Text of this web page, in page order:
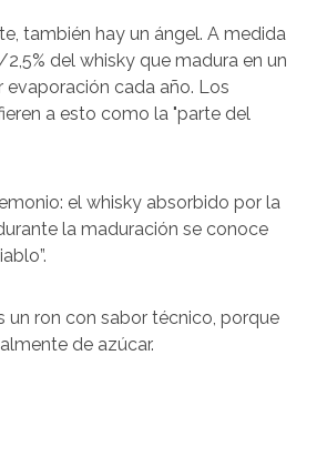
también hay un ángel. A medida
del whisky que madura en un
evaporación cada año. Los
a esto como la "parte del
el whisky absorbido por la
la maduración se conoce
un ron con sabor técnico, porque
de azúcar.